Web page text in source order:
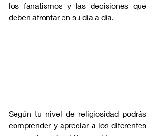
los fanatismos y las decisiones que
deben afrontar en su día a día.
Según tu nivel de religiosidad podrás
comprender y apreciar a los diferentes